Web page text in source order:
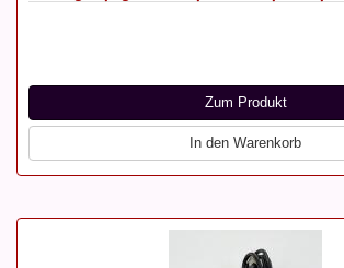
Zum Produkt
In den Warenkorb